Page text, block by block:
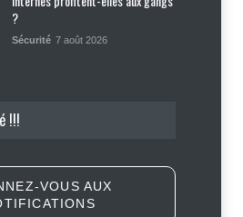
?
Sécurité 7 août 2026
d’affronter la justice, Jean Monard
!!!
VOUS AUX